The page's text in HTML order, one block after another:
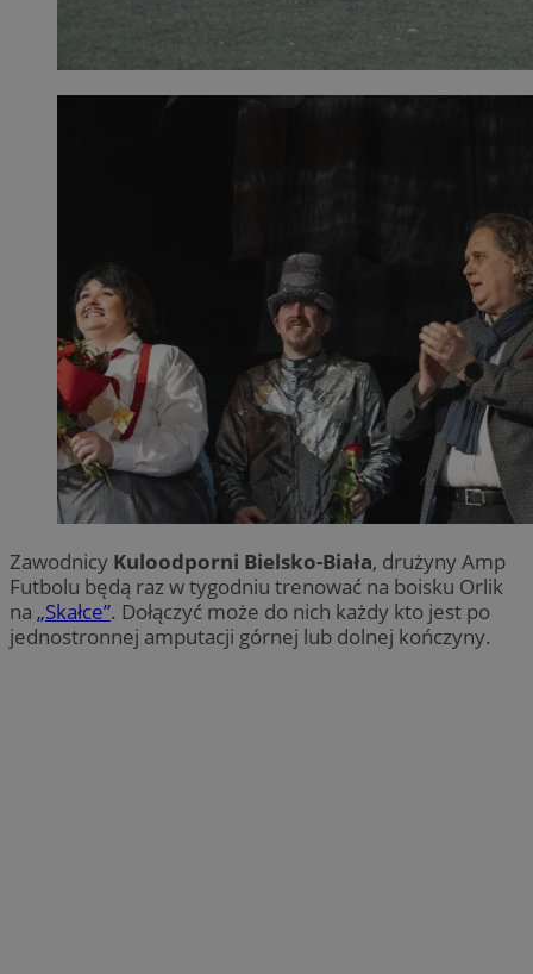
Zawodnicy Kuloodporni Bielsko-Biała, drużyny Amp
Futbolu będą raz w tygodniu trenować na boisku Orlik
na „Skałce”. Dołączyć może do nich każdy kto jest po
jednostronnej amputacji górnej lub dolnej kończyny.